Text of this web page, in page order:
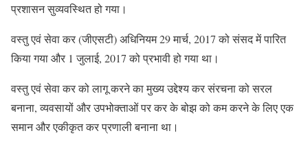
प्रशासन सुव्यवस्थित हो गया।
वस्तु एवं सेवा कर (जीएसटी) अधिनियम 29 मार्च, 2017 को संसद में पारित
किया गया और 1 जुलाई, 2017 को प्रभावी हो गया था।
वस्तु एवं सेवा कर को लागू करने का मुख्य उद्देश्य कर संरचना को सरल
बनाना, व्यवसायों और उपभोक्ताओं पर कर के बोझ को कम करने के लिए एक
समान और एकीकृत कर प्रणाली बनाना था।